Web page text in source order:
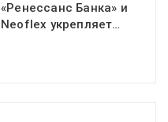
«Ренессанс Банка» и
Neoflex укрепляет…